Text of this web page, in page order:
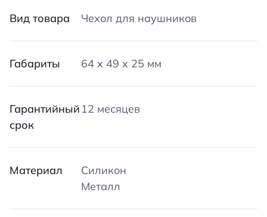
Вид товара Чехол для наушников
Габариты 64 x 49 x 25 мм
Гарантийный
срок
12 месяцев
Материал
Силикон
Металл